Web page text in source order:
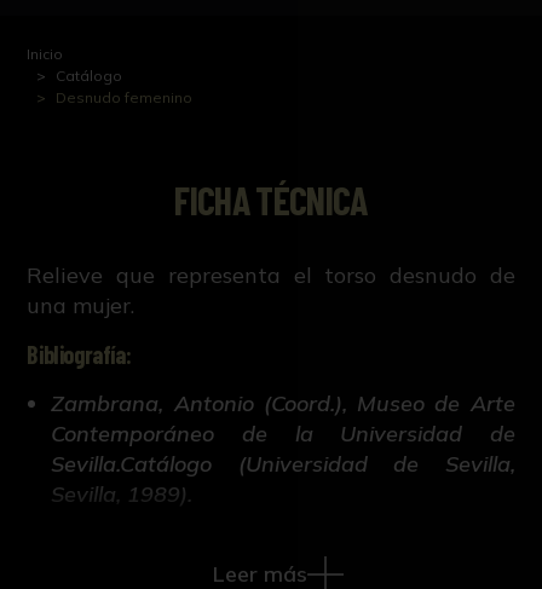
Inicio
Catálogo
Desnudo femenino
FICHA TÉCNICA
Relieve que representa el torso desnudo de
una mujer.
Bibliografía:
Zambrana, Antonio (Coord.), Museo de Arte
Contemporáneo de la Universidad de
Sevilla.Catálogo (Universidad de Sevilla,
Sevilla, 1989).
Leer más